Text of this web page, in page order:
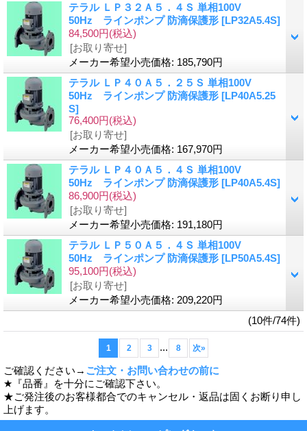
テラル ＬＰ３２Ａ５．４Ｓ 単相100V
50Hz ラインポンプ 防滴保護形 [LP32A5.4S]
84,500円(税込)
[お取り寄せ]
メーカー希望小売価格: 185,790円
テラル ＬＰ４０Ａ５．２５Ｓ 単相100V
50Hz ラインポンプ 防滴保護形 [LP40A5.25
S]
76,400円(税込)
[お取り寄せ]
メーカー希望小売価格: 167,970円
テラル ＬＰ４０Ａ５．４Ｓ 単相100V
50Hz ラインポンプ 防滴保護形 [LP40A5.4S]
86,900円(税込)
[お取り寄せ]
メーカー希望小売価格: 191,180円
テラル ＬＰ５０Ａ５．４Ｓ 単相100V
50Hz ラインポンプ 防滴保護形 [LP50A5.4S]
95,100円(税込)
[お取り寄せ]
メーカー希望小売価格: 209,220円
(10件/74件)
1 2 3 ... 8 次»
ご確認ください→ ご注文・お問い合わせの前に
★『品番』を十分にご確認下さい。
★ご発注後のお客様都合でのキャンセル・返品は固くお断り申し
上げます。